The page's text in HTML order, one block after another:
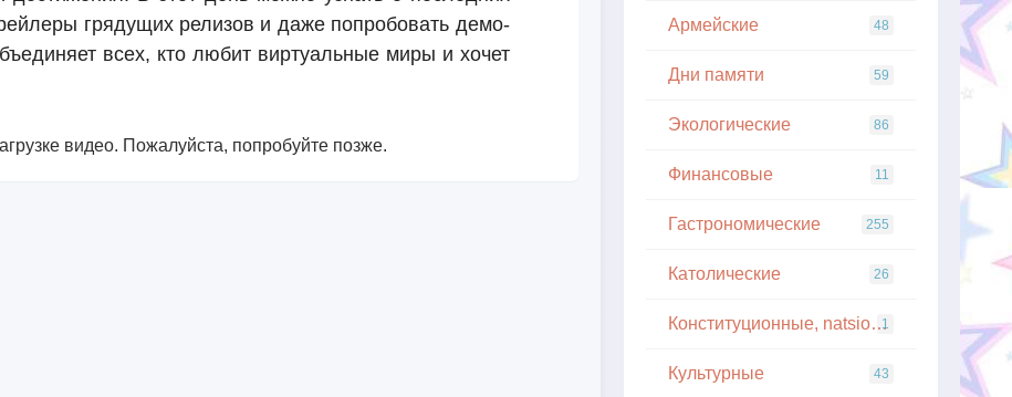
грядущих релизов и даже попробовать демо-
всех, кто любит виртуальные миры и хочет
видео. Пожалуйста, попробуйте позже.
Армейские 48
Дни памяти 59
Экологические 86
Финансовые 11
Гастрономические 255
Католические 26
Конституционные, natsionalnye
1
Культурные 43